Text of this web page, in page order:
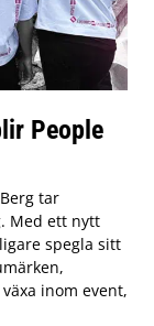
People
tar
Med ett nytt
spegla sitt
inom event,